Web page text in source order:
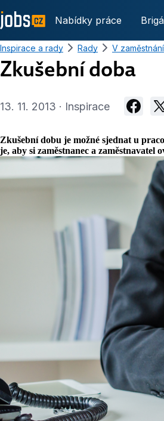
Nabídky práce
Inspirace a rady Rady V zaměstnání
Zkušební doba
13. 11. 2013 · Inspirace
Zkušební dobu je možné sjednat u
je, aby si zaměstnanec a zaměstnavatel